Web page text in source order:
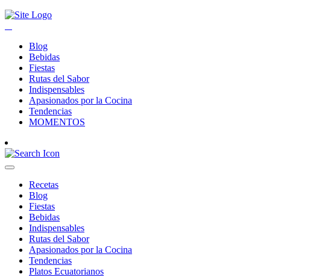
Blog
Bebidas
Fiestas
Rutas del Sabor
Indispensables
Apasionados por la Cocina
Tendencias
MOMENTOS
Recetas
Blog
Fiestas
Bebidas
Indispensables
Rutas del Sabor
Apasionados por la Cocina
Tendencias
Platos Ecuatorianos